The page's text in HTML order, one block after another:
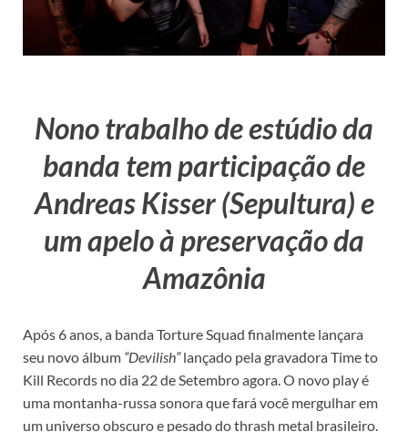
Nono trabalho de estúdio da
banda tem participação de
Andreas Kisser (Sepultura) e
um apelo à preservação da
Amazônia
Após 6 anos, a banda Torture Squad finalmente lançara
seu novo álbum “Devilish”lançado pela gravadora Time to
Kill Records no dia 22 de Setembro agora. O novo play é
uma montanha-russa sonora que fará você mergulhar em
um universo obscuro e pesado do thrash metal brasileiro.